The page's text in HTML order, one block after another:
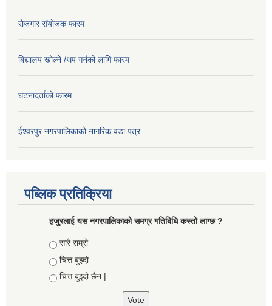
रोजगार संयोजक फारम
बिद्यालय खोल्ने /थप गर्नको लागि फारम
घटनादर्ताको फारम
ईश्वरपुर नगरपालिकाको नागरिक वडा पत्र
पब्लिक प्रतिक्रिया
हजुरलाई यस नगरपालिकाको समग्र गतिबिधि कस्तो लाग्छ ?
Choices
सारै राम्रो
चित्त बुझ्दो
चित्त बुझ्दो छैन |